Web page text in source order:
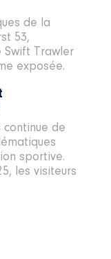
de la
53,
Swift Trawler
exposée.
continue de
sportive.
les visiteurs